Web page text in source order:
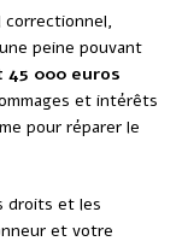
correctionnel,
peine pouvant
45 000 euros
et intérêts
pour réparer le
droits et les
et votre